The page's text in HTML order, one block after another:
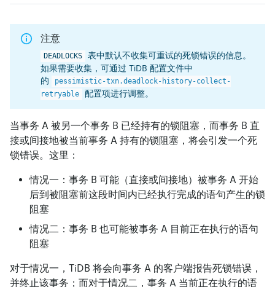
注意
DEADLOCKS
表中默认不收集可重试的死锁错误的信息。
如果需要收集，可通过 TiDB 配置文件中
的
pessimistic-txn.deadlock-history-collect-
retryable
配置项进行调整。
当事务 A 被另一个事务 B 已经持有的锁阻塞，而事务 B 直
接或间接地被当前事务 A 持有的锁阻塞，将会引发一个死
锁错误。这里：
情况一：事务 B 可能（直接或间接地）被事务 A 开始
后到被阻塞前这段时间内已经执行完成的语句产生的锁
阻塞
情况二：事务 B 也可能被事务 A 目前正在执行的语句
阻塞
对于情况一，TiDB 将会向事务 A 的客户端报告死锁错误，
并终止该事务；而对于情况二，事务 A 当前正在执行的语